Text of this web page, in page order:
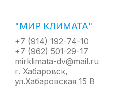
"МИР КЛИМАТА"
+7 (914) 192-74-10
+7 (962) 501-29-17
mirklimata-dv@mail.ru
г. Хабаровск,
ул.Хабаровская 15 В